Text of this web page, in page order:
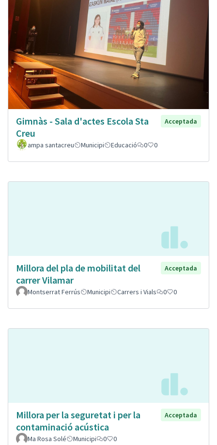
Gimnàs - Sala d'actes Escola Sta
Creu
Acceptada
ampa santacreu Municipi Educació 0 0
Millora del pla de mobilitat del
carrer Vilamar
Acceptada
Montserrat Ferrús Municipi Carrers i Vials 0 0
Millora per la seguretat i per la
contaminació acústica
Acceptada
Ma Rosa Solé Municipi 0 0